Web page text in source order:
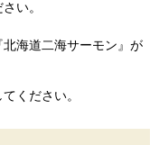
い。
海道二海サーモン』が
ください。